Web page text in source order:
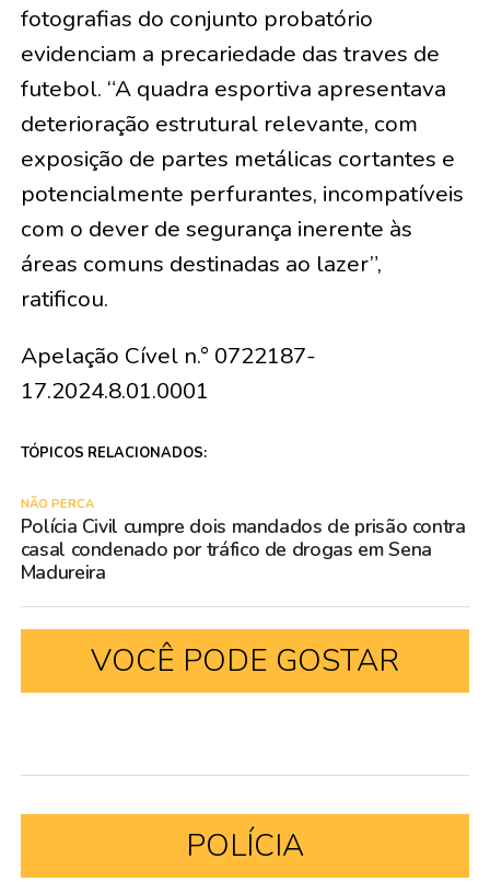
fotografias do conjunto probatório
evidenciam a precariedade das traves de
futebol. “A quadra esportiva apresentava
deterioração estrutural relevante, com
exposição de partes metálicas cortantes e
potencialmente perfurantes, incompatíveis
com o dever de segurança inerente às
áreas comuns destinadas ao lazer”,
ratificou.
Apelação Cível n.° 0722187-
17.2024.8.01.0001
TÓPICOS RELACIONADOS:
NÃO PERCA
Polícia Civil cumpre dois mandados de prisão contra
casal condenado por tráfico de drogas em Sena
Madureira
VOCÊ PODE GOSTAR
POLÍCIA